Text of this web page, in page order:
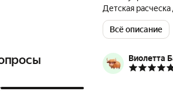
Детская
лезвиями, у вас
тонкие ноготки
слизи станет
новорожденного;
Всё описание
Виолетта